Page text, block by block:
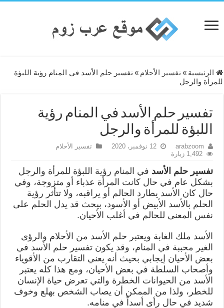
الرئيسية »تفسير الأحلام »تفسير حلم الأسد في المنام رؤية اللبؤة
للمرأة والرجل
تفسير حلم الأسد في المنام رؤية
اللبؤة للمرأة والرجل
arabzoom 12 نوفمبر، 2020
تفسير الأحلام
1,492 زيارة
تفسير حلم الأسد في المنام رؤية اللبؤة للمرأة والرجل
بشكل عام في حال كانت المرأة عذباء أو متزوجة، وفي
حال كان الأسد يطارد الحالم أو يراقبه، ولا تتأثر رؤية
الحلم بالأسد الأبيض أو الأسود، بيحث قد يدل الحلم على
نفس المعنى للحالم في أغلب الأحيان.
الأسد ملك الغابة ويعتبر حلم الأسد من الأحلام والرؤى
الغير محببة في المنام، وقد يكون تفسير حلم الأسد في
بعض الأحيان إيجابي بحيث أنه يعني التقارب من الأقوياء
وأصحاب السلطة في بعض الأحيان، ومع هذا كله يعتبر
الأسد من الحيوانات الخطرة والتي تعرض حياة الإنسان
للخطر، ولذا من الممكن أن يصاب الشخص بهلع وخوف
شديد في حال رأى أسداً في منامه.